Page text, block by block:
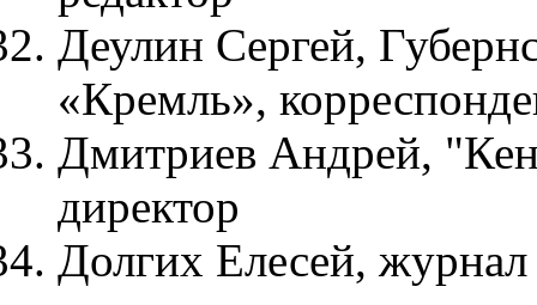
Деулин Сергей,
«Кремль»,
Дмитриев Андрей,
директор
Долгих Елесей,